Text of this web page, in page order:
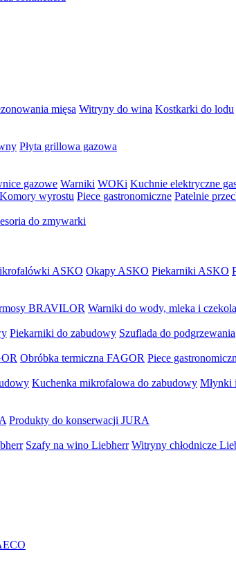
mięsa Witryny do wina Kostkarki do lodu
Płyta grillowa gazowa
gazowe Warniki WOKi Kuchnie elektryczne
Komory wyrostu Piece gastronomiczne Patelnie
do zmywarki
ASKO Okapy ASKO Piekarniki ASKO
BRAVILOR Warniki do wody, mleka i
Piekarniki do zabudowy Szuflada do podgrzewania
Obróbka termiczna FAGOR Piece
Kuchenka mikrofalowa do zabudowy Młynki
Produkty do konserwacji JURA
Szafy na wino Liebherr Witryny chłodnicze